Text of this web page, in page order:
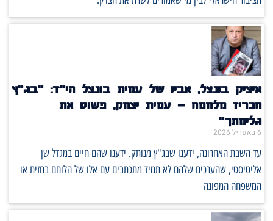
איציק בונצל, אביו של עמית בונצל הי"ד: "בג"ץ
הכריז מלחמה – עמית יצחק, פשוט את
גלימתך"
6 באפריל 2026
עד השבת האחרונה, ידענו שבג"ץ מנותק. ידענו שהם חיים במגדל שן
אליטיסטי, שהערכים שלהם לא תמיד מתכתבים עם אלו של הלוחם בחזית או
המשפחה המפונה